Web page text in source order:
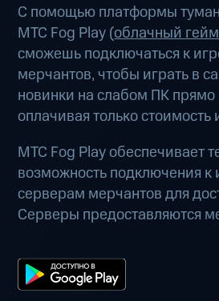
С помощью платформы
МТС Fog Play (облачный
сможешь подключаться к
мерчантов, чтобы играть в
новинки на слабом ПК прямо
оплачивая только стоимость
МТС Fog Play обеспечивает
возможность подключения
серверам мерчантов для
Серверы предоставляются